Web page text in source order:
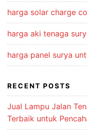
harga solar charge
harga aki tenaga
harga panel surya
RECENT POSTS
Jual Lampu Jalan
Terbaik untuk